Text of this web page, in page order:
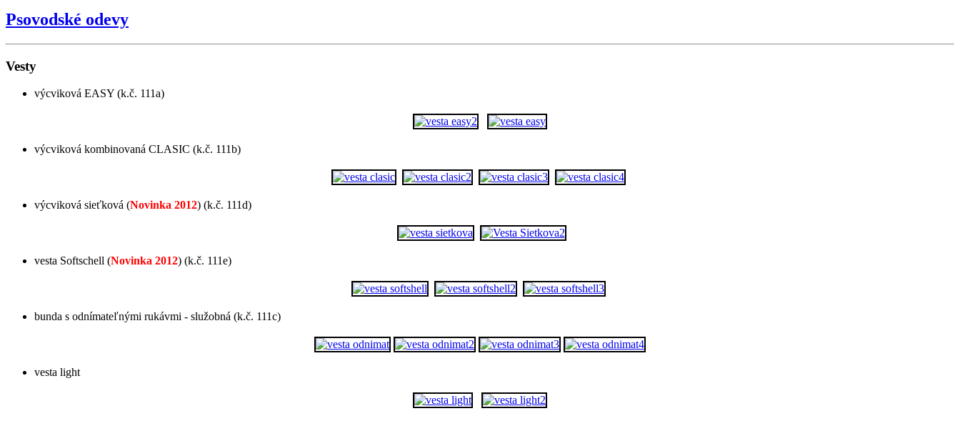
Psovodské odevy
Vesty
výcviková EASY (k.č. 111a)
výcviková kombinovaná CLASIC (k.č. 111b)
výcviková sieťková (Novinka 2012) (k.č. 111d)
vesta Softschell (Novinka 2012) (k.č. 111e)
bunda s odnímateľnými rukávmi - služobná (k.č. 111c)
vesta light